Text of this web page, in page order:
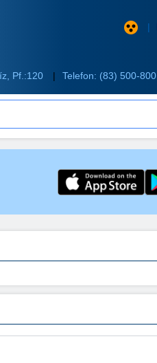
Pf.:120
Telefon: (83) 500-800